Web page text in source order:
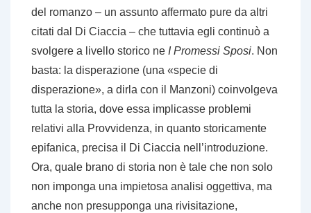
del romanzo – un assunto affermato pure da altri
citati dal Di Ciaccia – che tuttavia egli continuò a
svolgere a livello storico ne I Promessi Sposi. Non
basta: la disperazione (una «specie di
disperazione», a dirla con il Manzoni) coinvolgeva
tutta la storia, dove essa implicasse problemi
relativi alla Provvidenza, in quanto storicamente
epifanica, precisa il Di Ciaccia nell’introduzione.
Ora, quale brano di storia non è tale che non solo
non imponga una impietosa analisi oggettiva, ma
anche non presupponga una rivisitazione,